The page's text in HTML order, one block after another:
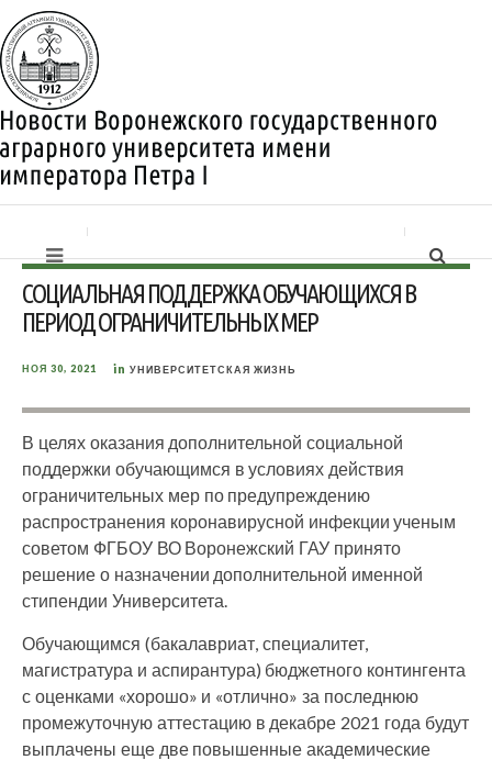
СОЦИАЛЬНАЯ ПОДДЕРЖКА ОБУЧАЮЩИХСЯ В
ПЕРИОД ОГРАНИЧИТЕЛЬНЫХ МЕР
НОЯ 30, 2021 in УНИВЕРСИТЕТСКАЯ ЖИЗНЬ
В целях оказания дополнительной социальной
поддержки обучающимся в условиях действия
ограничительных мер по предупреждению
распространения коронавирусной инфекции ученым
советом ФГБОУ ВО Воронежский ГАУ принято
решение о назначении дополнительной именной
стипендии Университета.
Обучающимся (бакалавриат, специалитет,
магистратура и аспирантура) бюджетного контингента
с оценками «хорошо» и «отлично» за последнюю
промежуточную аттестацию в декабре 2021 года будут
выплачены еще две повышенные академические